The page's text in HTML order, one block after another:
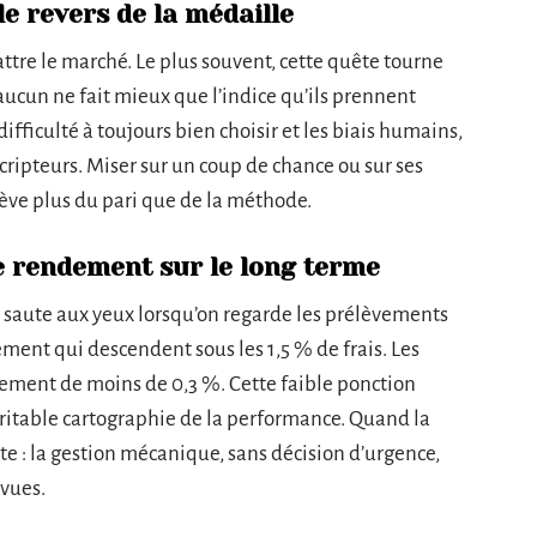
revers de la médaille
le marché. Le plus souvent, cette quête tourne
ne fait mieux que l’indice qu’ils prennent
à toujours bien choisir et les biais humains,
Miser sur un coup de chance ou sur ses
plus du pari que de la méthode.
rendement sur le long terme
aux yeux lorsqu’on regarde les prélèvements
qui descendent sous les 1,5 % de frais. Les
de moins de 0,3 %. Cette faible ponction
cartographie de la performance. Quand la
: la gestion mécanique, sans décision d’urgence,